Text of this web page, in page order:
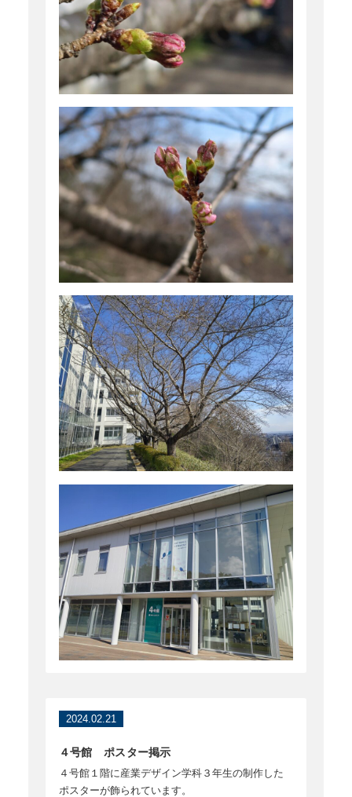
2024.02.21
４号館 ポスター掲示
４号館１階に産業デザイン学科３年生の制作した
ポスターが飾られています。